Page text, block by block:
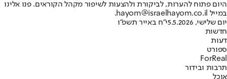
היום פתוח להערות, לביקורת ולהצעות לשיפור מקהל הקוראים. פנו אלינו
במייל hayom@israelhayom.co.il.
יום שלישי, 5.5.2026
י"ח באייר תשפ"ו
חדשות
דעות
ספורט
ForReal
תרבות ובידור
אוכל